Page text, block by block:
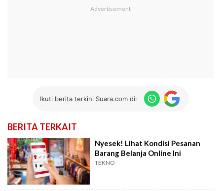
Ikuti berita terkini Suara.com di:
BERITA TERKAIT
Nyesek! Lihat Kondisi Pesanan
Barang Belanja Online Ini
TEKNO